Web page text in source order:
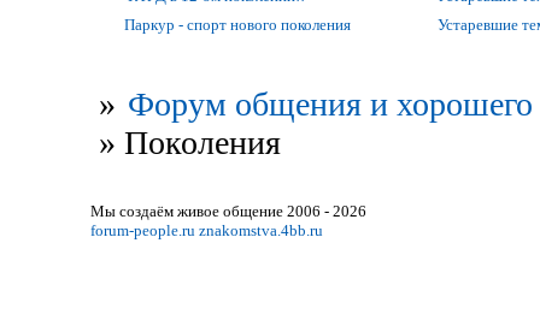
Паркур - спорт нового поколения
Устаревшие
» Форум общения и хорошего
» Поколения
Мы создаём живое общение 2006 - 2026
forum-people.ru znakomstva.4bb.ru